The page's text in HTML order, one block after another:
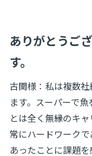
ありがとうご
す。
古関様：私は複数
ます。スーパーで
とは全く無縁のキ
常にハードワーク
あったことに課題